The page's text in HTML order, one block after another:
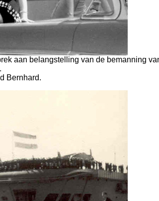
aan belangstelling van de bemanning
Bernhard.